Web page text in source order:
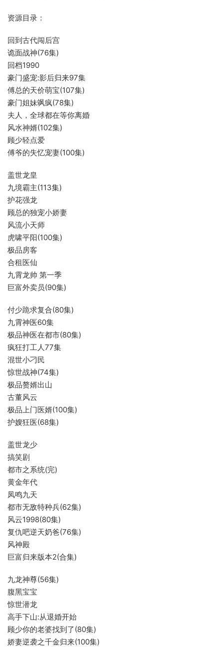
资源目录：
回到古代闯后宫
诡面战神(76集)
回档1990
豪门盛宠:影后归来97集
傅总的天价萌宝(107集)
豪门姐妹飒疯(78集)
夫人，全球都在等你离婚
风水神婿(102集)
顾少轻点爱
傅爷的失忆宠妻(100集)
盖世龙皇
九境霸主(113集)
护花强龙
顾总的独宠小娇妻
风流小天师
虎啸平阳(100集)
极品房客
合租医仙
九霄龙帅 第一季
巨富外卖员(90集)
付少跪求复合(80集)
九霄神医60集
极品神医在都市(80集)
疯狂打工人77集
混世小刁民
惊世战神(74集)
极品赘婿出山
古董风云
极品上门医婿(100集)
护嫂狂医(68集)
盖世龙少
搞笑剧
都市之系统(完)
黄金年代
凤鸣九天
都市无敌特种兵(62集)
风云1998(80集)
复仇吧逆天奶爸(76集)
风神殿
巨富归来版本2(合集)
九龙神尊(56集)
腹黑宝宝
惊世潜龙
高手下山:从退婚开始
顾少你的老婆找到了(80集)
娇妻逆袭之千金归来(100集)